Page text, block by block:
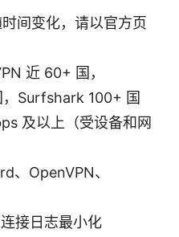
间变化，请以官方页
近 60+ 国，
Surfshark 100+ 国
及以上（受设备和网
、OpenVPN、
接日志最小化